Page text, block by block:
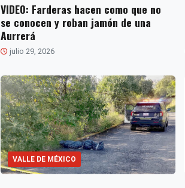
VIDEO: Farderas hacen como que no
se conocen y roban jamón de una
Aurrerá
julio 29, 2026
VALLE DE MÉXICO